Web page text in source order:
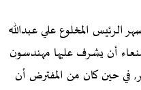
الرئيس المخلوع علي عبدالله
أن يشرف عليها مهندسون
في حين كان من المفترض أن